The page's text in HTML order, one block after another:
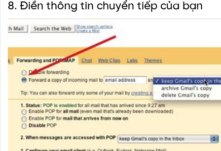
8. Điền thông tin chuyển tiếp của bạn